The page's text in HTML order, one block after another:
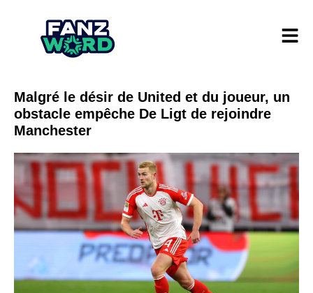
Malgré le désir de United et du joueur, un
obstacle empêche De Ligt de rejoindre
Manchester